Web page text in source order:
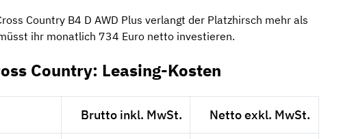
Country B4 D AWD Plus verlangt der Platzhirsch mehr als
ihr monatlich 734 Euro netto investieren.
Country: Leasing-Kosten
Brutto inkl. MwSt. Netto exkl. MwSt.